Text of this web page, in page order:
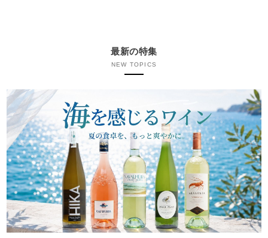
最新の特集
NEW TOPICS